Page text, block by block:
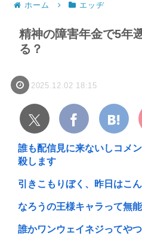
ホーム エッヂ
精神の障害年金で5年
る？
2025.12.02 18:15
誰も配信見に来ないしコメ
殺します
引きこもりぼく、昨日はこ
なろうの王様キャラって無
誰かワンウェイネジってや